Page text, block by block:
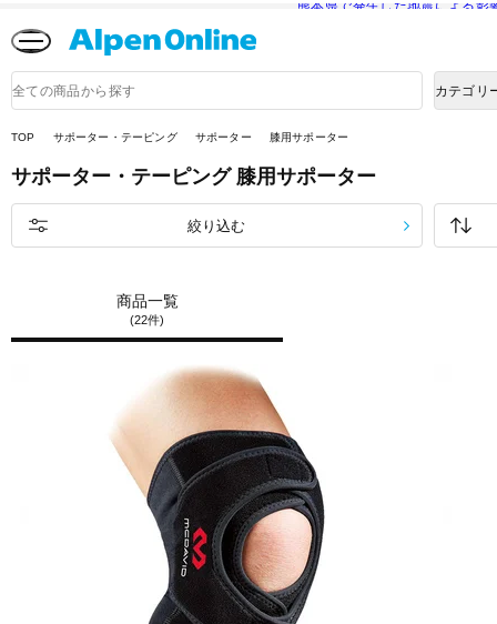
熊本県で発生した地震による影
品
検
カテゴリ
TOP サポーター・テーピング サポーター 膝用サポーター
サポーター・テーピング 膝用サポーター
商品一覧
(22件)
絞り込む